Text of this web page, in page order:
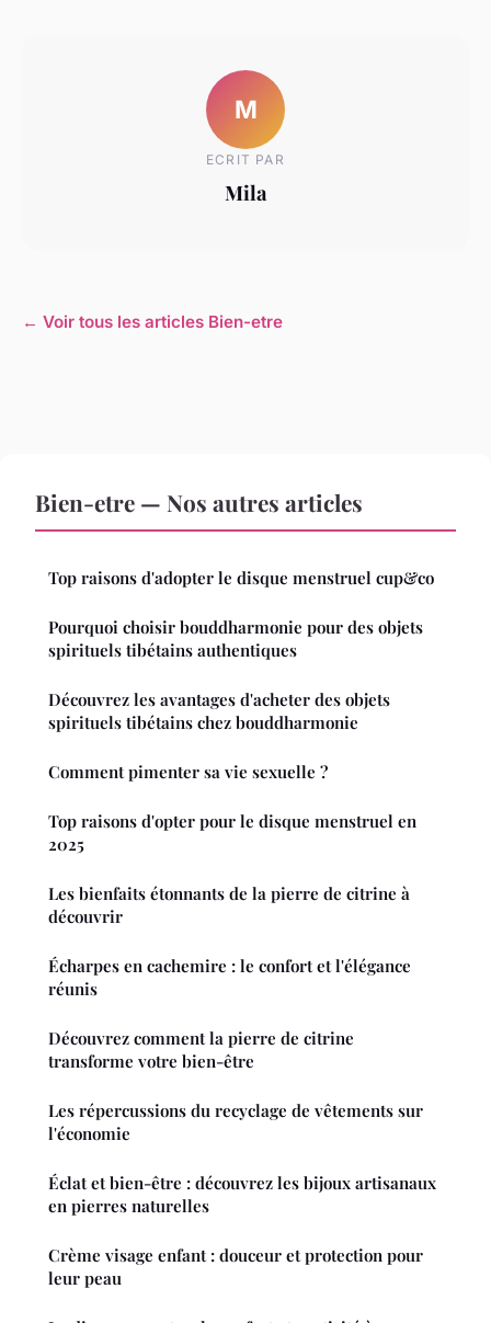
M
ECRIT PAR
Mila
← Voir tous les articles Bien-etre
Bien-etre — Nos autres articles
Top raisons d'adopter le disque menstruel cup&co
Pourquoi choisir bouddharmonie pour des objets
spirituels tibétains authentiques
Découvrez les avantages d'acheter des objets
spirituels tibétains chez bouddharmonie
Comment pimenter sa vie sexuelle ?
Top raisons d'opter pour le disque menstruel en
2025
Les bienfaits étonnants de la pierre de citrine à
découvrir
Écharpes en cachemire : le confort et l'élégance
réunis
Découvrez comment la pierre de citrine
transforme votre bien-être
Les répercussions du recyclage de vêtements sur
l'économie
Éclat et bien-être : découvrez les bijoux artisanaux
en pierres naturelles
Crème visage enfant : douceur et protection pour
leur peau